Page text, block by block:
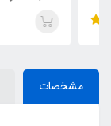
مشخصات